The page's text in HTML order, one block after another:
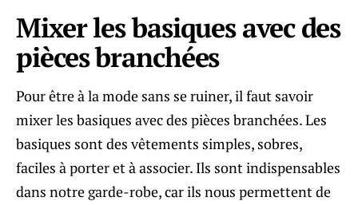
Mixer les basiques avec des
pièces branchées
Pour être à la mode sans se ruiner, il faut savoir
mixer les basiques avec des pièces branchées. Les
basiques sont des vêtements simples, sobres,
faciles à porter et à associer. Ils sont indispensables
dans notre garde-robe, car ils nous permettent de